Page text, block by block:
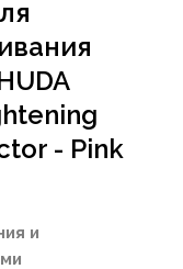
- Pink
и